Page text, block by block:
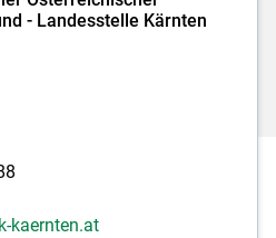
- Landesstelle Kärnten
kaernten.at